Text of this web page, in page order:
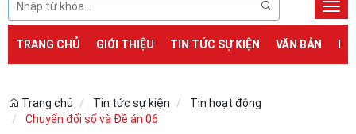
TRANG CHỦ GIỚI THIỆU TIN TỨC SỰ KIỆN VĂN BẢN
Trang chủ Tin tức sự kiện
Tin hoạt động
Chuyển đổi số và Đề án 06